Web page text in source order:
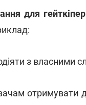
для
з власними
отримувати